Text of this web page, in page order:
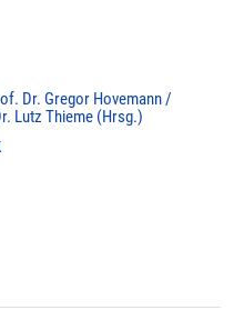
Dr. Gregor Hovemann /
Lutz Thieme (Hrsg.)